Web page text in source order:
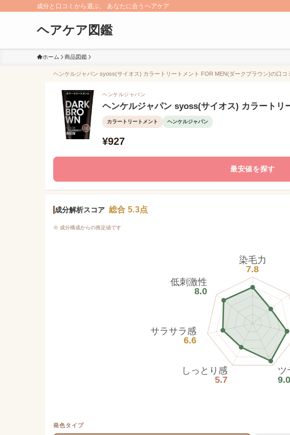
成分と口コミから選ぶ、 あなたに合うヘアケア
ヘアケア図鑑
ホーム 商品図鑑
ヘンケルジャパン syoss(サイオス) カラートリートメント FOR MEN(ダークブラウン)の口コ
ヘンケルジャパン
ヘンケルジャパン syoss(サイオス) カラートリ
カラートリートメント ヘンケルジャパン
¥927
最安値を探す
成分解析スコア 総合 5.3点
※ 成分構成からの推定値です
染毛力
7.8
ツ
9.0
しっとり感
5.7
サラサラ感
6.6
低刺激性
8.0
発色タイプ